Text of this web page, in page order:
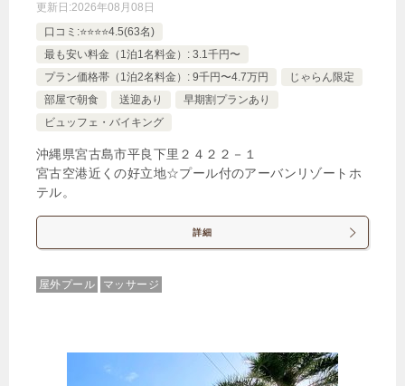
更新日:2026年08月08日
口コミ:⭐️⭐️⭐️⭐️4.5(63名)
最も安い料金（1泊1名料金）: 3.1千円〜
プラン価格帯（1泊2名料金）: 9千円〜4.7万円
じゃらん限定
部屋で朝食
送迎あり
早期割プランあり
ビュッフェ・バイキング
沖縄県宮古島市平良下里２４２２－１
宮古空港近くの好立地☆プール付のアーバンリゾートホ
テル。
詳細
屋外プール マッサージ